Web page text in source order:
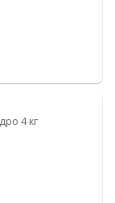
4 кг